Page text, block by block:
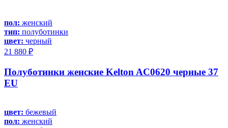
пол: женский
тип: полуботинки
цвет: черный
21 880 ₽
Полуботинки женские Kelton AC0620 черные 37
EU
цвет: бежевый
пол: женский